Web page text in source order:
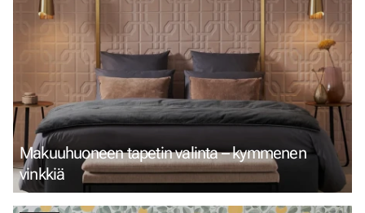
Makuuhuoneen tapetin valinta – kymmenen
vinkkiä